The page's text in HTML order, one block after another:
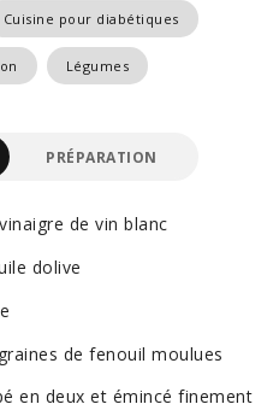
Cuisine pour diabétiques
Légumes
PRÉPARATION
de vin blanc
dolive
de fenouil moulues
en deux et émincé finement